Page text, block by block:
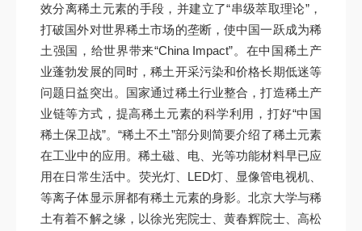
效分离稀土元素的手段，并建立了“串级萃取理论”，
打破国外对世界稀土市场的垄断，使中国一跃成为稀
土强国，给世界带来“China Impact”。在中国稀土产
业蓬勃发展的同时，稀土开采污染和价格长期低迷等
问题日益突出。国家通过稀土行业整合，打造稀土产
业链等方式，提高稀土元素的科学利用，打好“中国
稀土保卫战”。“稀土不土”部分则简要介绍了稀土元素
在工业中的应用。稀土磁、电、光等功能材料早已应
用在日常生活中。荧光灯、LED灯、显像管电视机、
等离子体显示屏都有稀土元素的身影。北京大学与稀
土有着不解之缘，以徐光宪院士、黄春辉院士、高松